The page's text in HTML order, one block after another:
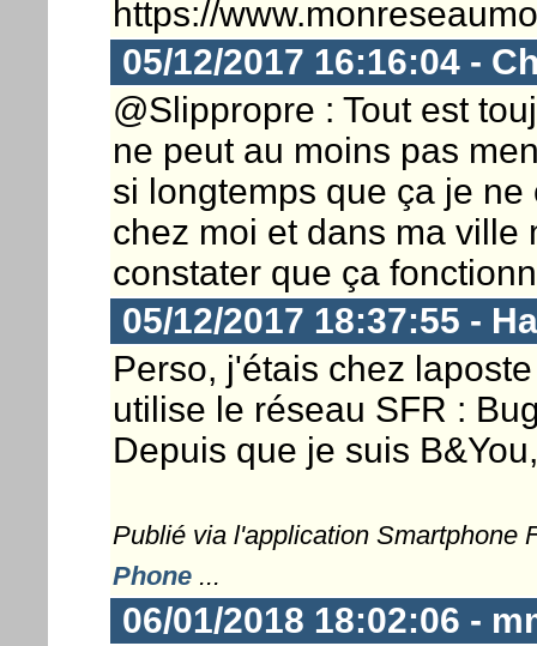
https://
05/12/2017 16:16:04 -
@Slippropre : Tout est
ne peut au moins pas
si longtemps que ça je
chez moi et dans ma ville
constater que ça
05/12/2017 18:37:55 -
Perso, j'étais chez
utilise le réseau SFR :
Depuis que je suis
Publié via l'application Smartphone
Phone...
06/01/2018 18:02:06 -